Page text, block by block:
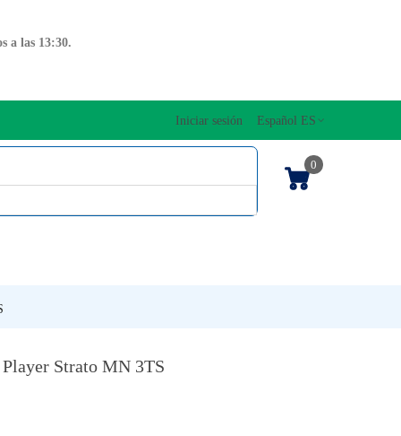
a las 13:30.
Iniciar sesión Español ES
0
Strato MN 3TS